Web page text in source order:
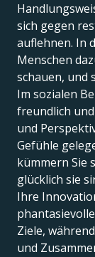
sich gegen
auflehnen. In
Menschen
schauen, und
Im sozialen
freundlich und
und
Gefühle
kümmern Sie
glücklich sie
Ihre
Ziele,
und